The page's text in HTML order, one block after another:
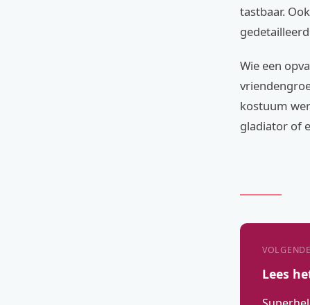
tastbaar.
Wie een
kostuum
gladiator of
Lees